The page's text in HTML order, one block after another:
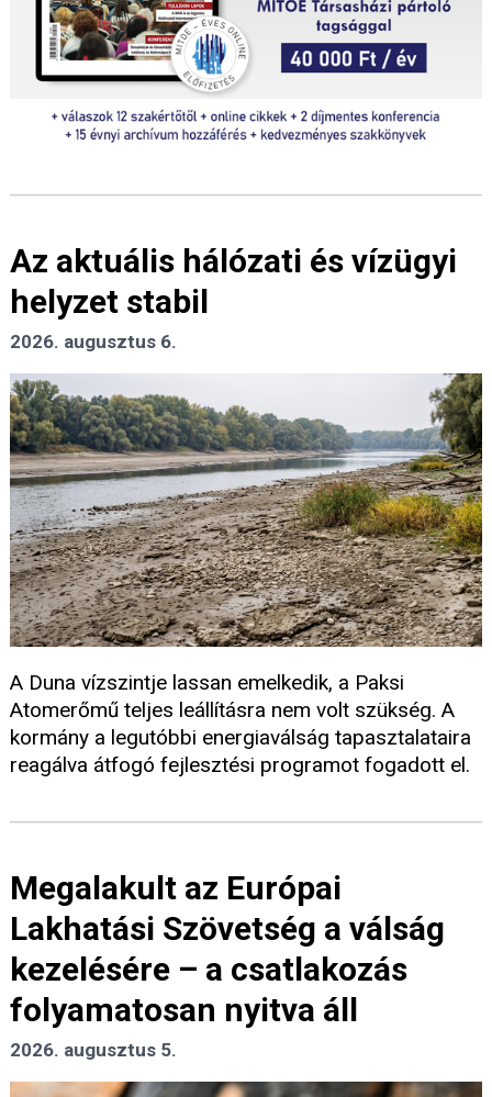
Az aktuális hálózati és vízügyi
helyzet stabil
2026. augusztus 6.
A Duna vízszintje lassan emelkedik, a Paksi
Atomerőmű teljes leállításra nem volt szükség. A
kormány a legutóbbi energiaválság tapasztalataira
reagálva átfogó fejlesztési programot fogadott el.
Megalakult az Európai
Lakhatási Szövetség a válság
kezelésére – a csatlakozás
folyamatosan nyitva áll
2026. augusztus 5.